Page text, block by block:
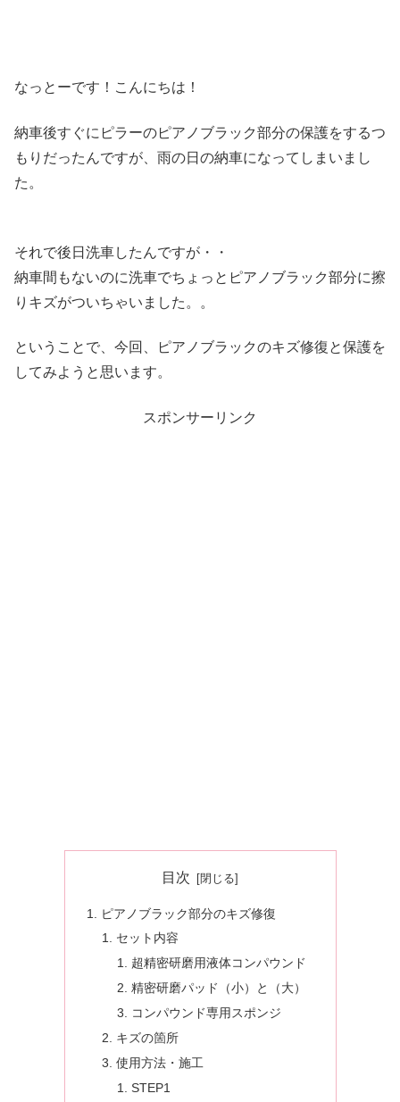
なっとーです！こんにちは！
納車後すぐにピラーのピアノブラック部分の保護をするつ
もりだったんですが、雨の日の納車になってしまいまし
た。
それで後日洗車したんですが・・
納車間もないのに洗車でちょっとピアノブラック部分に擦
りキズがついちゃいました。。
ということで、今回、ピアノブラックのキズ修復と保護を
してみようと思います。
スポンサーリンク
目次
ピアノブラック部分のキズ修復
セット内容
超精密研磨用液体コンパウンド
精密研磨パッド（小）と（大）
コンパウンド専用スポンジ
キズの箇所
使用方法・施工
STEP1